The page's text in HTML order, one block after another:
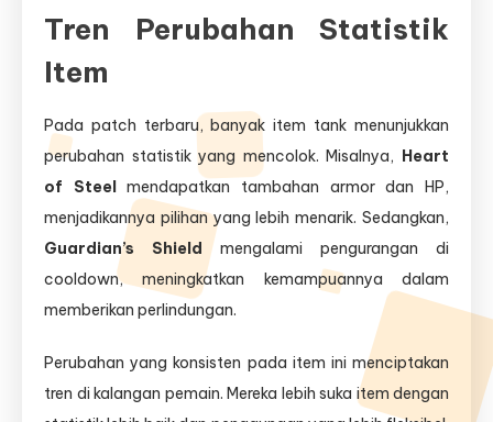
Tren Perubahan Statistik
Item
Pada patch terbaru, banyak item tank menunjukkan
perubahan statistik yang mencolok. Misalnya, Heart
of Steelmendapatkan tambahan armor dan HP,
menjadikannya pilihan yang lebih menarik. Sedangkan,
Guardian’s Shield mengalami pengurangan di
cooldown, meningkatkan kemampuannya dalam
memberikan perlindungan.
Perubahan yang konsisten pada item ini menciptakan
tren di kalangan pemain. Mereka lebih suka item dengan